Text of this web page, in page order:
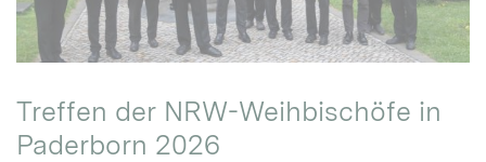
Treffen der NRW-Weihbischöfe in
Paderborn 2026